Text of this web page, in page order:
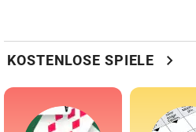
KOSTENLOSE SPIELE chevron_right